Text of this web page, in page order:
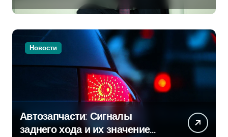
Новости
Автозапчасти: Сигналы
заднего хода и их значение